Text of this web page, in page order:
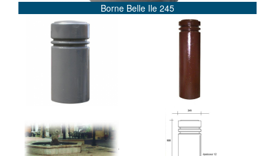
Borne Belle Ile 245